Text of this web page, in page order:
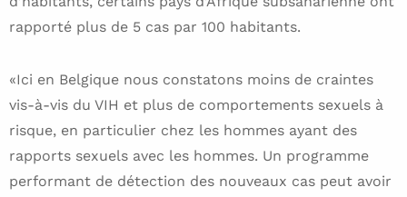
rapporté plus de 5 cas par 100 habitants.
«Ici en Belgique nous constatons moins de craintes
vis-à-vis du VIH et plus de comportements sexuels à
risque, en particulier chez les hommes ayant des
rapports sexuels avec les hommes. Un programme
performant de détection des nouveaux cas peut avoir